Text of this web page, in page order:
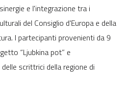
e l'integrazione tra i
del Consiglio d'Europa e della
I partecipanti provenienti da 9
“Ljubkina pot” e
scrittrici della regione di